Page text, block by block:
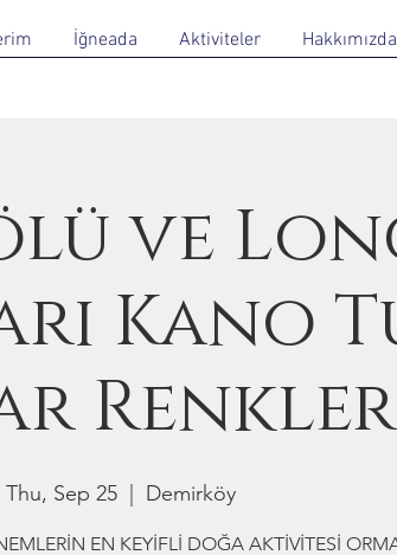
İğneada Aktiviteler Hakkımızda
ve
Kano
Thu, Sep 25 Demirköy
EN KEYİFLİ DOĞA AKTİVİTESİ